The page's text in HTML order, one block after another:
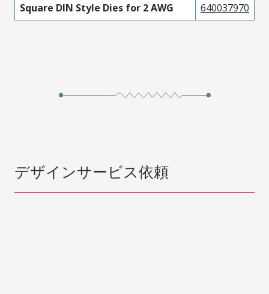
Square DIN Style Dies for 2 AWG 640037970
デザインサービス依頼